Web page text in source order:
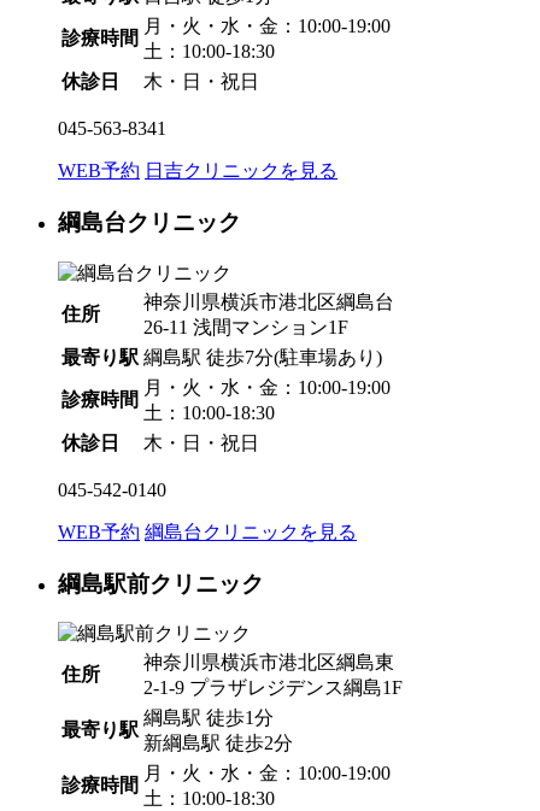
診療時間
月・火・水・金：10:00-19:00
土：10:00-18:30
休診日
木・日・祝日
045-563-8341
WEB予約 日吉クリニックを見る
綱島台クリニック
住所
神奈川県横浜市港北区綱島台
26-11 浅間マンション1F
最寄り駅 綱島駅 徒歩7分(駐車場あり)
診療時間
月・火・水・金：10:00-19:00
土：10:00-18:30
休診日
木・日・祝日
045-542-0140
WEB予約 綱島台クリニックを見る
綱島駅前クリニック
住所
神奈川県横浜市港北区綱島東
2-1-9 プラザレジデンス綱島1F
最寄り駅
綱島駅 徒歩1分
新綱島駅 徒歩2分
診療時間
月・火・水・金：10:00-19:00
土：10:00-18:30